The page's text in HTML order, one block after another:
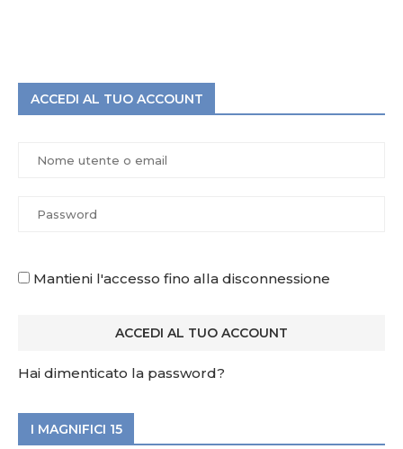
ACCEDI AL TUO ACCOUNT
Mantieni l'accesso fino alla disconnessione
Hai dimenticato la password?
I MAGNIFICI 15